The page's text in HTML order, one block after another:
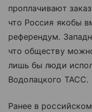
проплачивают
что Россия якобы
референдум.
что обществу
лишь бы люди
Водолацкого ТАСС.
Ранее в российском